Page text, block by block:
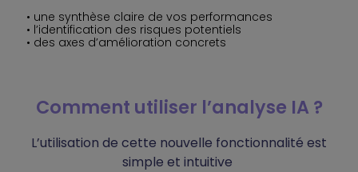
une synthèse claire de vos performances
l’identification des risques potentiels
des axes d’amélioration concrets
Comment utiliser l’analyse IA ?
L’utilisation de cette nouvelle fonctionnalité est
simple et intuitive